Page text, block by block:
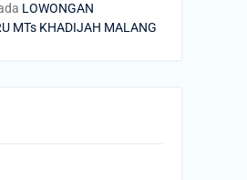
LOWONGAN
MTs KHADIJAH MALANG